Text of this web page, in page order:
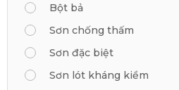
Bột bả
Sơn chống thấm
Sơn đặc biệt
Sơn lót kháng kiềm